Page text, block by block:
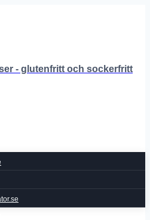
- glutenfritt och sockerfritt